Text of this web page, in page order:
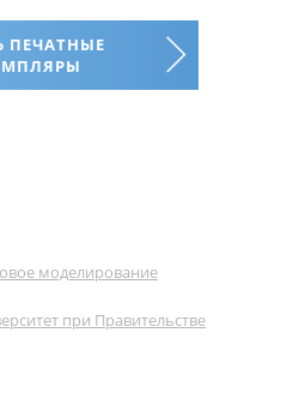
ПЕЧАТНЫЕ
моделирование
при Правительстве